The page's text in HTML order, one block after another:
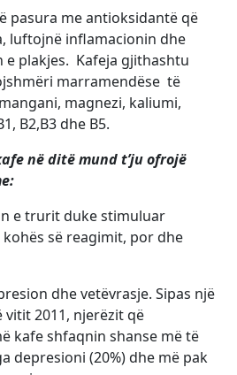
pasura me antioksidantë që
luftojnë inflamacionin dhe
e plakjes. Kafeja gjithashtu
marramendëse të
magnezi, kaliumi,
B2,B3 dhe B5.
në ditë mund t’ju ofrojë
e trurit duke stimuluar
së reagimit, por dhe
dhe vetëvrasje. Sipas një
2011, njerëzit që
kafe shfaqnin shanse më të
depresioni (20%) dhe më pak